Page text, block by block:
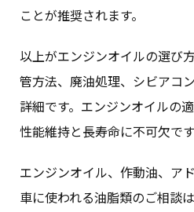
ことが推奨されます。
以上がエンジンオイルの選び
管方法、廃油処理、シビアコ
詳細です。エンジンオイルの
性能維持と長寿命に不可欠です
エンジンオイル、作動油、ア
車に使われる油脂類のご相談